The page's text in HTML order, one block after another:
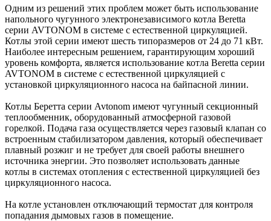
Одним из решений этих проблем может быть использование
напольного чугунного электронезависимого котла Beretta
серии AVTONOM в системе с естественной циркуляцией.
Котлы этой серии имеют шесть типоразмеров от 24 до 71 кВт.
Наиболее интересным решением, гарантирующим хороший
уровень комфорта, является использование котла Beretta серии
AVTONOM в системе с естественной циркуляцией с
установкой циркуляционного насоса на байпасной линии.
Котлы Беретта серии Avtonom имеют чугунный секционный
теплообменник, оборудованный атмосферной газовой
горелкой. Подача газа осуществляется через газовый клапан со
встроенным стабилизатором давления, который обеспечивает
плавный розжиг и не требует для своей работы внешнего
источника энергии. Это позволяет использовать данные
котлы в системах отопления с естественной циркуляцией без
циркуляционного насоса.
На котле установлен отключающий термостат для контроля
попадания дымовых газов в помещение.